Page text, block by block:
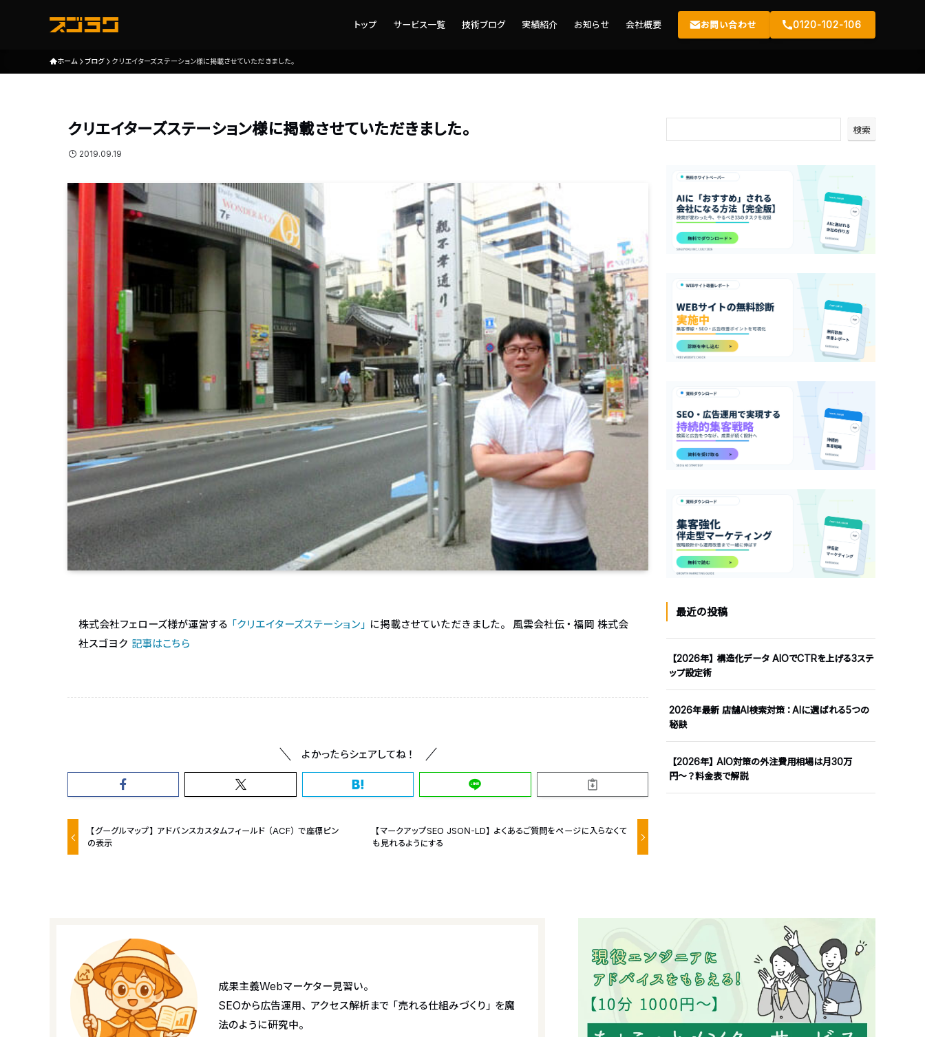
トップ サービス一覧 技術ブログ 実績紹介 お知らせ 会社概要 お問い合わせ 0120-102-106
ホーム ブログ クリエイターズステーション様に掲載させていただきました。
クリエイターズステーション様に掲載させていただきました。
2019.09.19
株式会社フェローズ様が運営する 「クリエイターズステーション」 に掲載させていただきました。 風雲会社伝・福岡 株式会
社スゴヨク 記事はこちら
よかったらシェアしてね！
【グーグルマップ】アドバンスカスタムフィールド（ACF）で座標ピン
の表示
【マークアップSEO JSON-LD】よくあるご質問をページに入らなくて
も見れるようにする
検索
最近の投稿
【2026年】構造化データ AIOでCTRを上げる3ステ
ップ設定術
2026年最新 店舗AI検索対策：AIに選ばれる5つの
秘訣
【2026年】AIO対策の外注費用相場は月30万
円〜？料金表で解説
成果主義Webマーケター見習い。
SEOから広告運用、アクセス解析まで「売れる仕組みづくり」を魔
法のように研究中。